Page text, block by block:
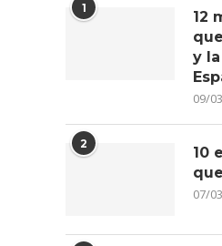
1
12
y
09/
2
10
07/